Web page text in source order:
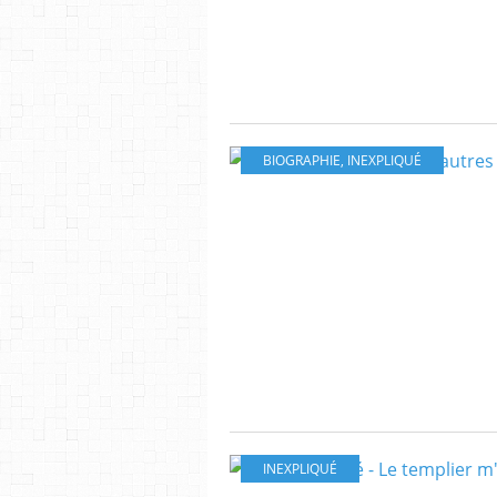
BIOGRAPHIE, INEXPLIQUÉ
INEXPLIQUÉ